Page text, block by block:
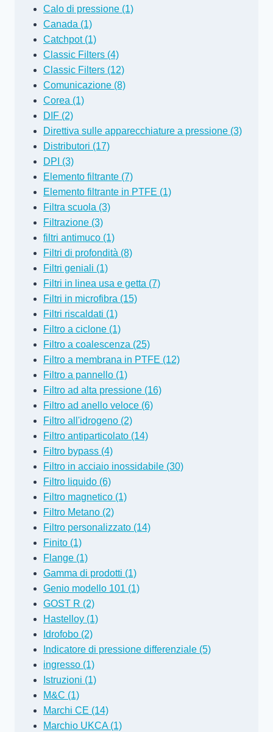
Calo di pressione (1)
Canada (1)
Catchpot (1)
Classic Filters (4)
Classic Filters (12)
Comunicazione (8)
Corea (1)
DIF (2)
Direttiva sulle apparecchiature a pressione (3)
Distributori (17)
DPI (3)
Elemento filtrante (7)
Elemento filtrante in PTFE (1)
Filtra scuola (3)
Filtrazione (3)
filtri antimuco (1)
Filtri di profondità (8)
Filtri geniali (1)
Filtri in linea usa e getta (7)
Filtri in microfibra (15)
Filtri riscaldati (1)
Filtro a ciclone (1)
Filtro a coalescenza (25)
Filtro a membrana in PTFE (12)
Filtro a pannello (1)
Filtro ad alta pressione (16)
Filtro ad anello veloce (6)
Filtro all'idrogeno (2)
Filtro antiparticolato (14)
Filtro bypass (4)
Filtro in acciaio inossidabile (30)
Filtro liquido (6)
Filtro magnetico (1)
Filtro Metano (2)
Filtro personalizzato (14)
Finito (1)
Flange (1)
Gamma di prodotti (1)
Genio modello 101 (1)
GOST R (2)
Hastelloy (1)
Idrofobo (2)
Indicatore di pressione differenziale (5)
ingresso (1)
Istruzioni (1)
M&C (1)
Marchi CE (14)
Marchio UKCA (1)